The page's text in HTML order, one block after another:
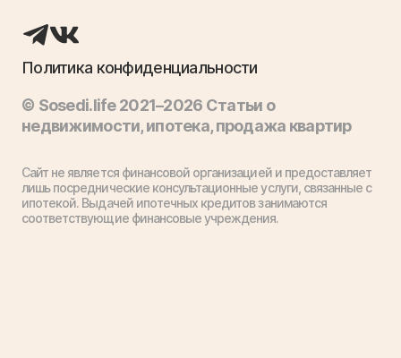
Политика конфиденциальности
© Sosedi.life 2021–2026 Статьи о
недвижимости, ипотека, продажа квартир
Сайт не является финансовой организацией и предоставляет
лишь посреднические консультационные услуги, связанные с
ипотекой. Выдачей ипотечных кредитов занимаются
соответствующие финансовые учреждения.